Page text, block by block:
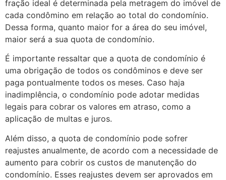
fração ideal é determinada pela metragem do imóvel de
cada condômino em relação ao total do condomínio.
Dessa forma, quanto maior for a área do seu imóvel,
maior será a sua quota de condomínio.
É importante ressaltar que a quota de condomínio é
uma obrigação de todos os condôminos e deve ser
paga pontualmente todos os meses. Caso haja
inadimplência, o condomínio pode adotar medidas
legais para cobrar os valores em atraso, como a
aplicação de multas e juros.
Além disso, a quota de condomínio pode sofrer
reajustes anualmente, de acordo com a necessidade de
aumento para cobrir os custos de manutenção do
condomínio. Esses reajustes devem ser aprovados em